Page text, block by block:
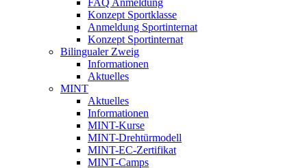
FAQ Anmeldung
Konzept Sportklasse
Anmeldung Sportinternat
Konzept Sportinternat
Bilingualer Zweig
Informationen
Aktuelles
MINT
Aktuelles
Informationen
MINT-Kurse
MINT-Drehtürmodell
MINT-EC-Zertifikat
MINT-Camps